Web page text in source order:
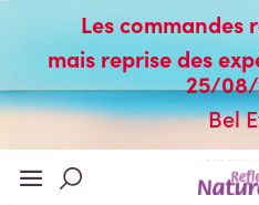
Les commandes
mais reprise des
25/
Bel